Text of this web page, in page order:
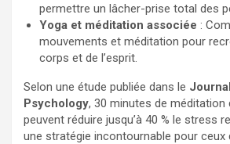
permettre un lâcher-prise total des
Yoga et méditation associée :
mouvements et méditation pour
corps et de l’esprit.
Selon une étude publiée dans le
Psychology, 30 minutes de méditation
peuvent réduire jusqu’à 40 % le stress
une stratégie incontournable pour ceux